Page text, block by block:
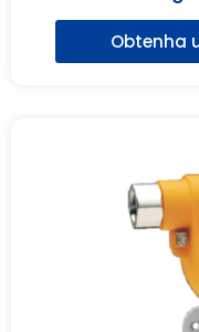
Obtenha